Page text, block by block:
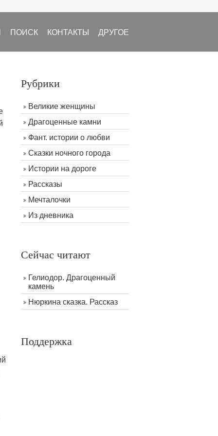
ПОИСК КОНТАКТЫ ДРУГОЕ
Рубрики
Великие женщины
Драгоценные камни
Фант. истории о любви
Сказки ночного города
Истории на дороге
Рассказы
Мечталочки
Из дневника
Сейчас читают
Гелиодор. Драгоценный
камень
Нюркина сказка. Рассказ
Поддержка